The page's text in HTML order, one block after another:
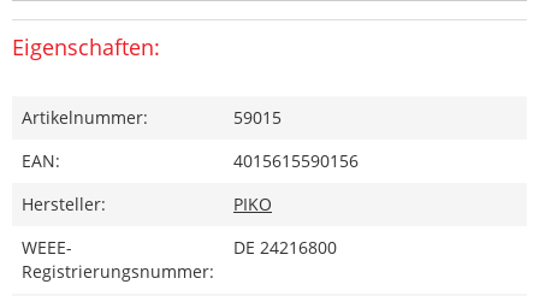
Eigenschaften:
Artikelnummer:
59015
EAN:
4015615590156
Hersteller:
PIKO
WEEE-
Registrierungsnummer:
DE 24216800